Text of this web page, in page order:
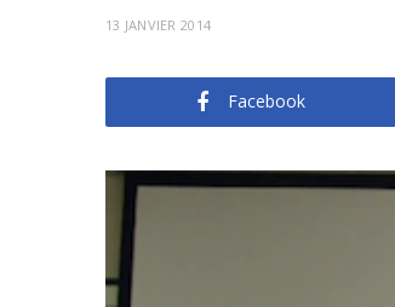
13 JANVIER 2014
Facebook